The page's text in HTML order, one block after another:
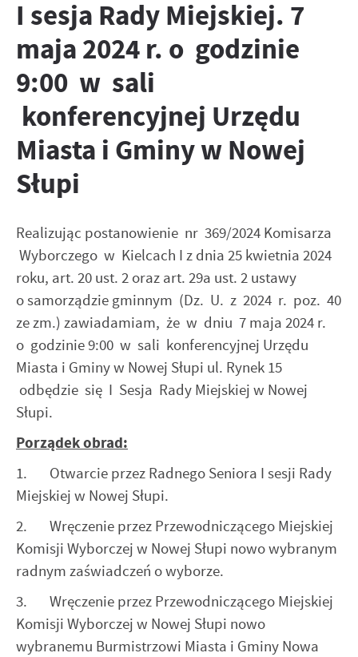
I sesja Rady Miejskiej. 7
maja 2024 r. o godzinie
9:00 w sali
konferencyjnej Urzędu
Miasta i Gminy w Nowej
Słupi
Realizując postanowienie nr 369/2024 Komisarza
Wyborczego w Kielcach I z dnia 25 kwietnia 2024
roku, art. 20 ust. 2 oraz art. 29a ust. 2 ustawy
o samorządzie gminnym (Dz. U. z 2024 r. poz. 40
ze zm.) zawiadamiam, że w dniu 7 maja 2024 r.
o godzinie 9:00 w sali konferencyjnej Urzędu
Miasta i Gminy w Nowej Słupi ul. Rynek 15
odbędzie się I Sesja Rady Miejskiej w Nowej
Słupi.
Porządek obrad:
1. Otwarcie przez Radnego Seniora I sesji Rady
Miejskiej w Nowej Słupi.
2. Wręczenie przez Przewodniczącego Miejskiej
Komisji Wyborczej w Nowej Słupi nowo wybranym
radnym zaświadczeń o wyborze.
3. Wręczenie przez Przewodniczącego Miejskiej
Komisji Wyborczej w Nowej Słupi nowo
wybranemu Burmistrzowi Miasta i Gminy Nowa
Zapoznaj się z POLITYKĄ PRYWATNOŚCI I PLIKÓW COOKIES
zapamiętanie wprowadzonych przez Ciebie ustawień oraz
personalizację określonych funkcjonalności czy
prezentowanych treści.
Dzięki tym plikom cookies możemy zapewnić Ci większy
komfort korzystania z funkcjonalności naszej strony
preferencji. Wyrażenie zgody na funkcjonalne i
personalizacyjne pliki cookies gwarantuje dostępność
większej ilości funkcji na stronie.
Więcej
Analityczne
Analityczne pliki cookies pomagają nam rozwijać się i
dostosowywać do Twoich potrzeb.
Cookies analityczne pozwalają na uzyskanie informacji w
www. Dane pozwalają nam na ocenę naszych serwisów
internetowych pod względem ich popularności wśród
użytkowników. Zgromadzone informacje są przetwarzane w
formie zanonimizowanej. Wyrażenie zgody na analityczne
pliki cookies gwarantuje dostępność wszystkich
funkcjonalności.
Więcej
Reklamowe
Dzięki reklamowym plikom cookies prezentujemy Ci
najciekawsze informacje i aktualności na stronach naszych
partnerów.
Promocyjne pliki cookies służą do prezentowania Ci naszych
komunikatów na podstawie analizy Twoich upodobań oraz
Twoich zwyczajów dotyczących przeglądanej witryny
internetowej. Treści promocyjne mogą pojawić się na
stronach podmiotów trzecich lub firm będących naszymi
partnerami oraz innych dostawców usług. Firmy te działają
postaci wiadomości, ofert, komunikatów mediów
Więcej